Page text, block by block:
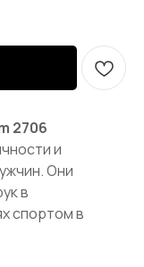
2706
и
Они
в
спортом в